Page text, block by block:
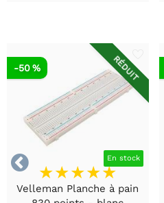

RÉDUIT
En stock
-50 %
Velleman Planche à pain